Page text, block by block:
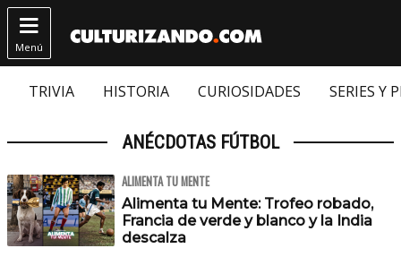

Menú
TRIVIA HISTORIA CURIOSIDADES SERIES Y
ANÉCDOTAS FÚTBOL
ALIMENTA TU MENTE
Alimenta tu Mente: Trofeo robado,
Francia de verde y blanco y la India
descalza